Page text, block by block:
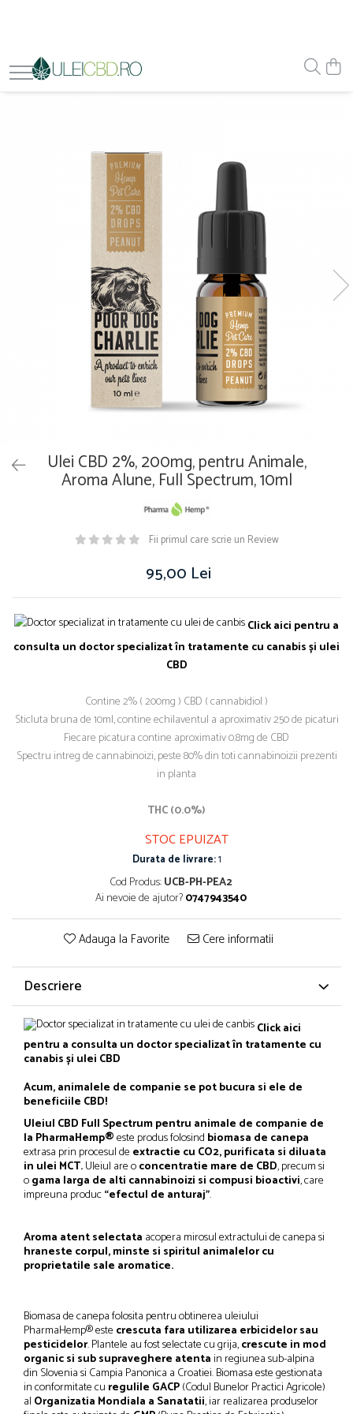
Ulei CBD 2%, 200mg, pentru Animale,
Aroma Alune, Full Spectrum, 10ml
Fii primul care scrie un Review
95,00 Lei
Click aici pentru a
consulta un doctor specializat în tratamente cu canabis și ulei
CBD
Contine 2% ( 200mg ) CBD ( cannabidiol )
Sticluta bruna de 10ml, contine echilaventul a aproximativ 250 de picaturi
Fiecare picatura contine aproximativ 0.8mg de CBD
Spectru intreg de cannabinoizi, peste 80% din toti cannabinoizii prezenti
in planta
THC (0.0%)
STOC EPUIZAT
Durata de livrare:1
Cod Produs:UCB-PH-PEA2
Ai nevoie de ajutor?0747943540
Adauga la Favorite Cere informatii
Descriere
Click aici
pentru a consulta un doctor specializat în tratamente cu
canabis și ulei CBD
Acum, animalele de companie se pot bucura si ele de
beneficiile CBD!
Uleiul CBD Full Spectrum pentru animale de companie de
la PharmaHemp®este produs folosind biomasa de canepa
extrasa prin procesul de extractie cu CO2, purificata si diluata
in ulei MCT.Uleiul are oconcentratie mare de CBD, precum si
ogama larga de alti cannabinoizi si compusi bioactivi, care
impreuna produc“efectul de anturaj”.
Aroma atent selectata acopera mirosul extractului de canepa si
hraneste corpul, minste si spiritul animalelor cu
proprietatile sale aromatice.
Biomasa de canepa folosita pentru obtinerea uleiului
PharmaHemp® este crescuta fara utilizarea erbicidelor sau
pesticidelor. Plantele au fost selectate cu grija,crescute in mod
organic si sub supraveghere atentain regiunea sub-alpina
din Slovenia si Campia Panonica a Croatiei. Biomasa este gestionata
in conformitate cu regulile GACP(Codul Bunelor Practici Agricole)
al Organizatia Mondiala a Sanatatii, iar realizarea produselor